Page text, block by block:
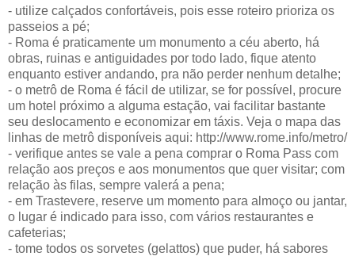
- utilize calçados confortáveis, pois esse roteiro prioriza os
passeios a pé;
- Roma é praticamente um monumento a céu aberto, há
obras, ruinas e antiguidades por todo lado, fique atento
enquanto estiver andando, pra não perder nenhum detalhe;
- o metrô de Roma é fácil de utilizar, se for possível, procure
um hotel próximo a alguma estação, vai facilitar bastante
seu deslocamento e economizar em táxis. Veja o mapa das
linhas de metrô disponíveis aqui: http://www.rome.info/metro/
- verifique antes se vale a pena comprar o Roma Pass com
relação aos preços e aos monumentos que quer visitar; com
relação às filas, sempre valerá a pena;
- em Trastevere, reserve um momento para almoço ou jantar,
o lugar é indicado para isso, com vários restaurantes e
cafeterias;
- tome todos os sorvetes (gelattos) que puder, há sabores